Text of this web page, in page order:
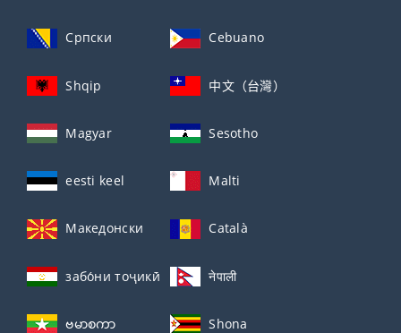
Српски Cebuano
Shqip 中文（台灣）
Magyar Sesotho
eesti keel Malti
Македонски Català
забо́ни тоҷикӣ́ नेपाली
ဗမာစကာ Shona